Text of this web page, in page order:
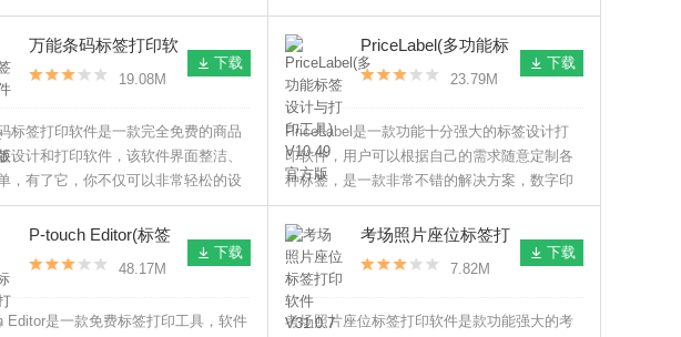
出需要的条码标签。
编辑标签，提供了多款Logo、食品标签样例、
对签标签、服装标签样例等模板，使用时用户
直接套用即可。
万能条码标签打印软
件免费版 V9.3 企业
19.08M
下载
标签打印软件是一款完全免费的商品
设计和打印软件，该软件界面整洁、
，有了它，你不仅可以非常轻松的设
花里胡哨的条码标签，而且还可以进
印。
PriceLabel(多功能标
签设计与打印工具)
V10.49 官方版
23.79M
下载
PriceLabel是一款功能十分强大的标签设计打
印软件，用户可以根据自己的需求随意定制各
种标签，是一款非常不错的解决方案，数字印
刷的定制标签是产品促销活动的绝佳解决方
案。
P-touch Editor(标签
批量打印软件) V5.1
48.17M
下载
Editor是一款免费标签打印工具，软件
考场照片座位标签打
印软件 V31.0.7 官方
7.82M
下载
考场照片座位标签打印软件是款功能强大的考